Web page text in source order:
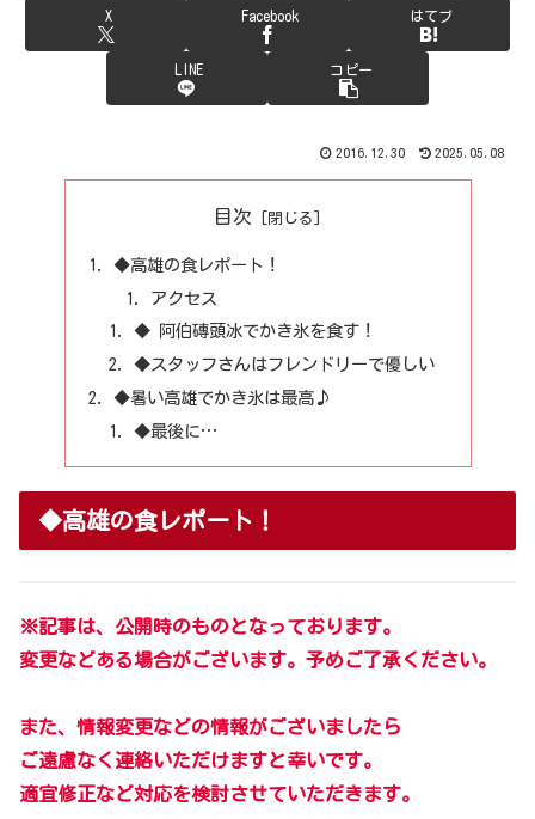
X Facebook はてブ
LINE コピー
2016.12.30 2025.05.08
目次
◆高雄の食レポート！
アクセス
◆ 阿伯磚頭冰でかき氷を食す！
◆スタッフさんはフレンドリーで優しい
◆暑い高雄でかき氷は最高♪
◆最後に…
◆高雄の食レポート！
※記事は、公開時のものとなっております。
変更などある場合がございます。予めご了承ください。
また、情報変更などの情報がございましたら
ご遠慮なく連絡いただけますと幸いです。
適宜修正など対応を検討させていただきます。